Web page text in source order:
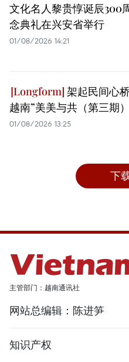
文化名人黎贵惇诞辰300
念典礼在兴安省举行
01/08/2026 14:21
架起民间心
越南”美美与共（第三期）
01/08/2026 13:25
下
主管部门：越南通讯社
网站总编辑：陈进笋
知识产权